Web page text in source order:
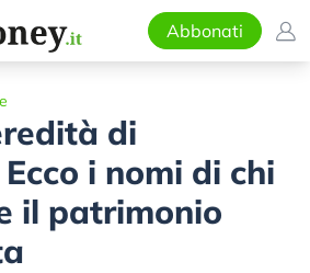
Abbonati
di
i nomi di chi
il patrimonio